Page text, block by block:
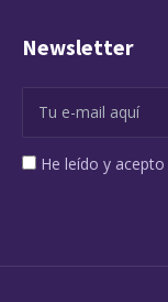
Newsletter
He leído y